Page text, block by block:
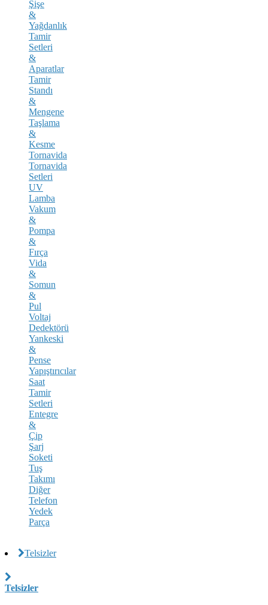
Şişe
&
Yağdanlık
Tamir
Setleri
&
Aparatlar
Tamir
Standı
&
Mengene
Taşlama
&
Kesme
Tornavida
Tornavida
Setleri
UV
Lamba
Vakum
&
Pompa
&
Fırça
Vida
&
Somun
&
Pul
Voltaj
Dedektörü
Yankeski
&
Pense
Yapıştırıcılar
Saat
Tamir
Setleri
Entegre
&
Çip
Şarj
Soketi
Tuş
Takımı
Diğer
Telefon
Yedek
Parça
Telsizler
Telsizler